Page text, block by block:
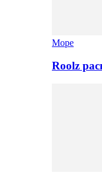
Море
Roolz